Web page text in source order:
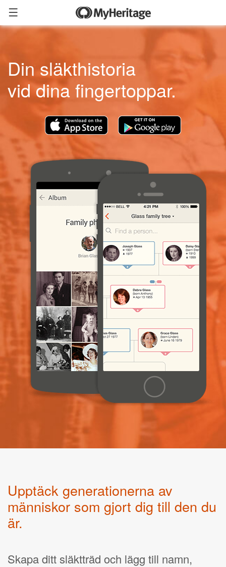
Din släkthistoria
vid dina fingertoppar.
Upptäck generationerna av
människor som gjort dig till den du
är.
Skapa ditt släktträd och lägg till namn,